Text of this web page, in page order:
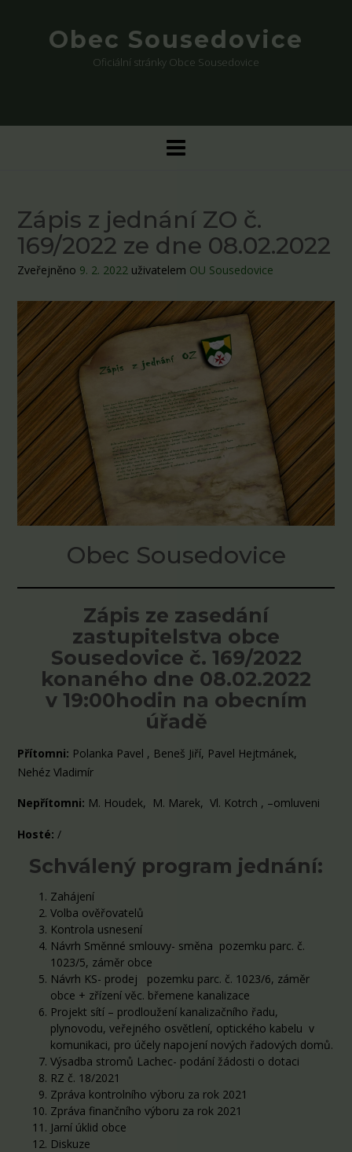
Obec Sousedovice
Oficiální stránky Obce Sousedovice
Zápis z jednání ZO č.
169/2022 ze dne 08.02.2022
Zveřejněno 9. 2. 2022 uživatelem OU Sousedovice
Obec Sousedovice
Zápis ze zasedání
zastupitelstva obce
Sousedovice č. 169/2022
konaného dne 08.02.2022
v 19:00hodin na obecním
úřadě
Přítomni: Polanka Pavel , Beneš Jiří, Pavel Hejtmánek,
Nehéz Vladimír
Nepřítomni: M. Houdek, M. Marek, Vl. Kotrch , –omluveni
Hosté: /
Schválený program jednání:
Zahájení
Volba ověřovatelů
Kontrola usnesení
Návrh Směnné smlouvy- směna pozemku parc. č.
1023/5, záměr obce
Návrh KS- prodej pozemku parc. č. 1023/6, záměr
obce + zřízení věc. břemene kanalizace
Projekt sítí – prodloužení kanalizačního řadu,
plynovodu, veřejného osvětlení, optického kabelu v
komunikaci, pro účely napojení nových řadových domů.
Výsadba stromů Lachec- podání žádosti o dotaci
RZ č. 18/2021
Zpráva kontrolního výboru za rok 2021
Zpráva finančního výboru za rok 2021
Jarní úklid obce
Diskuze